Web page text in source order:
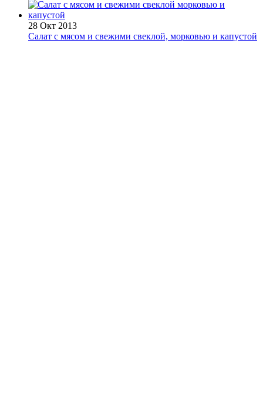
28 Окт 2013
Салат с мясом и свежими свеклой, морковью и капустой